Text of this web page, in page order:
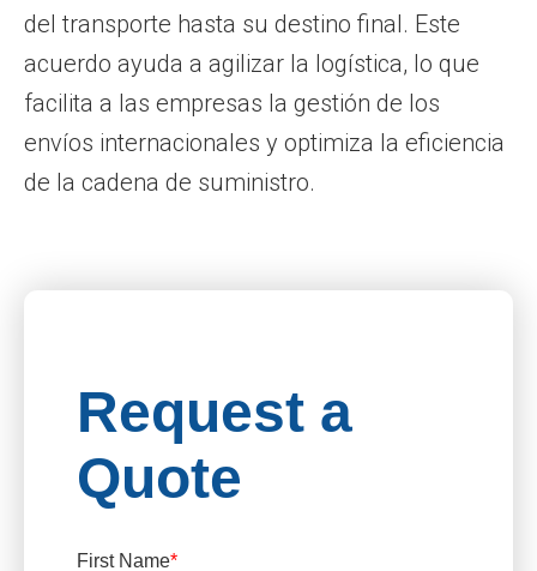
del transporte hasta su destino final. Este
acuerdo ayuda a agilizar la logística, lo que
facilita a las empresas la gestión de los
envíos internacionales y optimiza la eficiencia
de la cadena de suministro.